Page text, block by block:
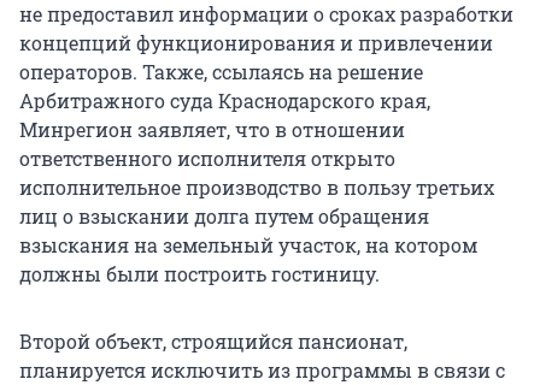
не предоставил информации о сроках разработки
концепций функционирования и привлечении
операторов. Также, ссылаясь на решение
Арбитражного суда Краснодарского края,
Минрегион заявляет, что в отношении
ответственного исполнителя открыто
исполнительное производство в пользу третьих
лиц о взыскании долга путем обращения
взыскания на земельный участок, на котором
должны были построить гостиницу.
Второй объект, строящийся пансионат,
планируется исключить из программы в связи с